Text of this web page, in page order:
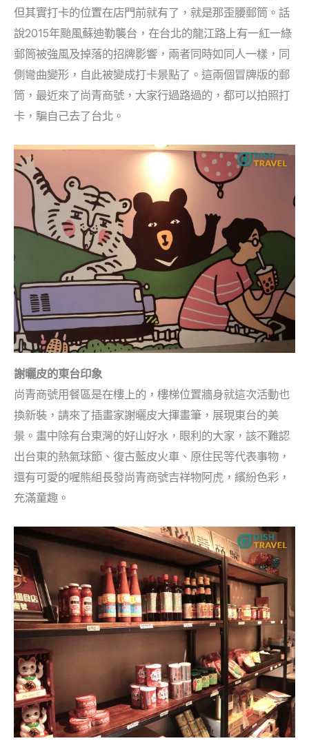
但其實打卡的位置在店門前就有了，就是那歪腰郵筒。話
說2015年颱風蘇迪勒襲台，在台北的龍江路上有一紅一綠
郵筒被強風及掉落的招牌影響，兩者同時如同人一樣，同
側彎曲變形，自此被變成打卡景點了。這兩個冒牌版的郵
筒，最近來了尚青商號，大家行過路過的，都可以拍照打
卡，騙自己去了台北。
謝曬皮的東台印象
尚青商號用餐區是在樓上的，樓梯位置牆身就這次活動也
換新裝，請來了插畫家謝曬皮大揮畫筆，展現東台的美
景。畫中除有台東灣的好山好水，眼利的大家，該不難認
出台東的熱氣球節、復古藍皮火車、原住民等代表事物，
還有可愛的喔熊組長發尚青商號吉祥物阿虎，繽紛色彩，
充滿童趣。